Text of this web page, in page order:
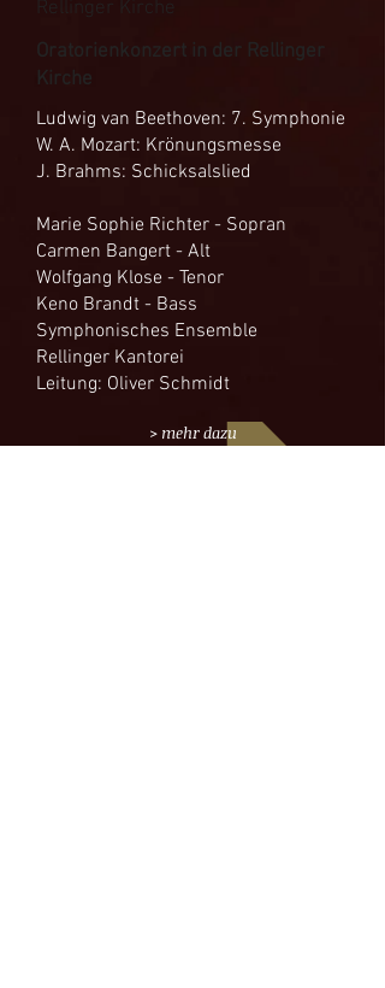
Oratorienkonzert in der Rellinger
Kirche
Ludwig van Beethoven: 7. Symphonie
W. A. Mozart: Krönungsmesse
J. Brahms: Schicksalslied
Marie Sophie Richter - Sopran
Carmen Bangert - Alt
Wolfgang Klose - Tenor
Keno Brandt - Bass
Symphonisches Ensemble
Rellinger Kantorei
Leitung: Oliver Schmidt
> mehr dazu